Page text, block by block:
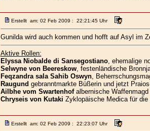
Erstellt am: 02 Feb 2009 : 22:21:45 Uhr
Gunilda wird auch kommen und hofft auf Asyl im
Aktive Rollen:
Elyssa Niobalde di Sansegostiano, ehemalige
Selwyne von Beereskow, festenländische
Feqzandra sala Sahib Oswyn,
Raugund gebranntmarkte Büßerin und jetzt
Ailbhe vom Swartenhofalbernische Waffenmagd
Chryseis von Kutaki Zyklopäische Medica für
Erstellt am: 02 Feb 2009 : 22:23:07 Uhr